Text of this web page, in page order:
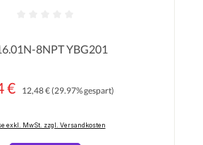
8NPT YBG201
€ 12,48 €(29.97% gespart)
exkl. MwSt. zzgl. Versandkosten